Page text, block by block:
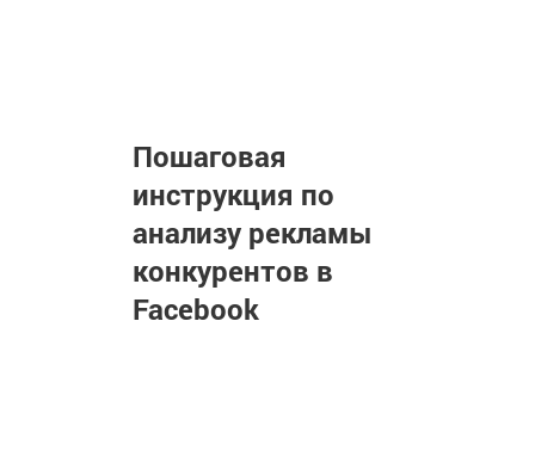
Пошаговая
инструкция по
анализу рекламы
конкурентов в
Facebook